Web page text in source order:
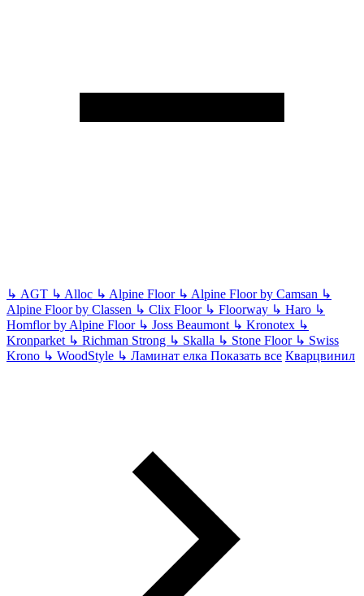
↳ AGT ↳ Alloc ↳ Alpine Floor ↳ Alpine Floor by Camsan ↳
Alpine Floor by Classen ↳ Clix Floor ↳ Floorway ↳ Haro ↳
Homflor by Alpine Floor ↳ Joss Beaumont ↳ Kronotex ↳
Kronparket ↳ Richman Strong ↳ Skalla ↳ Stone Floor ↳ Swiss
Krono ↳ WoodStyle ↳ Ламинат елка Показать все Кварцвинил